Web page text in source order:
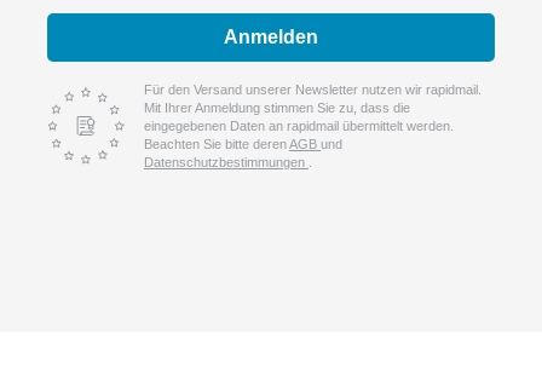
Anmelden
Für den Versand unserer Newsletter nutzen wir rapidmail.
Mit Ihrer Anmeldung stimmen Sie zu, dass die
eingegebenen Daten an rapidmail übermittelt werden.
Beachten Sie bitte derenAGB und
Datenschutzbestimmungen